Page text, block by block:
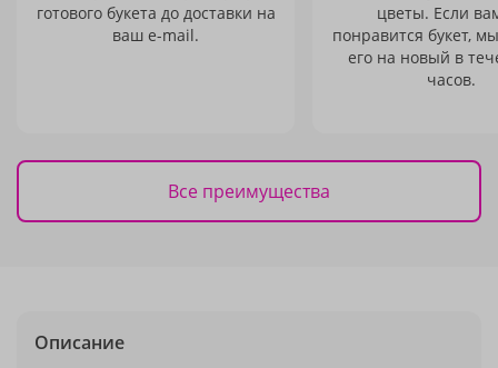
готового букета до доставки на
ваш e-mail.
цветы. Если
понравится букет,
его на новый в
часов.
Все преимущества
Описание